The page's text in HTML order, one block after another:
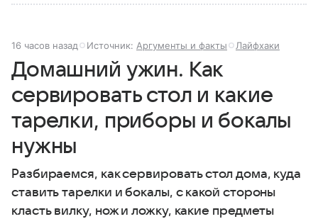
16 часов назад Источник: Аргументы и факты Лайфхаки
Домашний ужин. Как
сервировать стол и какие
тарелки, приборы и бокалы
нужны
Разбираемся, как сервировать стол дома, куда
ставить тарелки и бокалы, с какой стороны
класть вилку, нож и ложку, какие предметы